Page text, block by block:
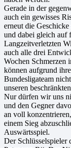
Gerade in der
auch ein gewisses
erneut die
und dabei gleich auf
Langzeitverletzten
auch alle drei
Wochen Schmerzen
können aufgrund
Bundesligateam
unseren
Nur dürfen wir uns
und den Gegner
an voll
einem Sieg
Auswärtsspiel.
Der Schlüsselspieler